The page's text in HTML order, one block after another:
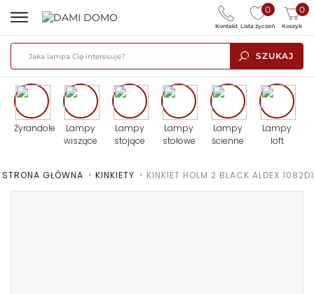
SZUKAJ
0
Lista życzeń
0
Koszyk
Kontakt
Żyrandole
Lampy
wiszące
Lampy
stojące
Lampy
stołowe
Lampy
ścienne
Lampy
loft
STRONA GŁÓWNA > KINKIETY > KINKIET HOLM 2 BLACK ALDEX 1082D1